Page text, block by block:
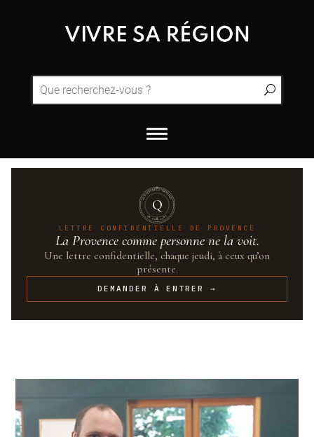
QUINTESSENCE·PROVENCE
UN·SUR·CENT
Q
LETTRE CONFIDENTIELLE DE PROVENCE
La Provence comme personne ne la voit.
Une lettre confidentielle, chaque jeudi, à ceux qu’on
présente.
DEMANDER À ENTRER →